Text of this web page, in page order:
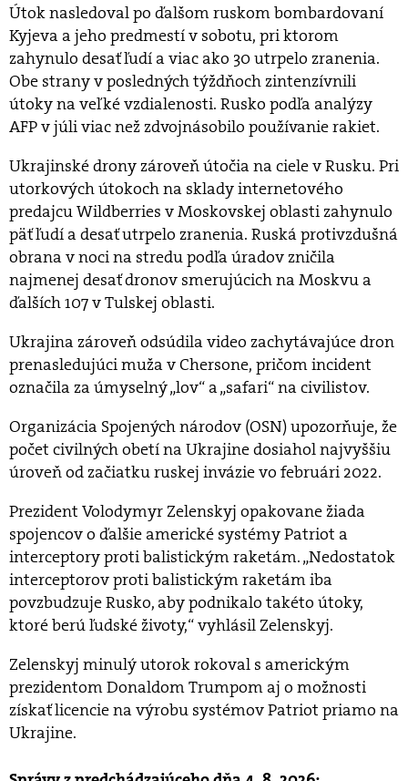
Útok nasledoval po ďalšom ruskom bombardovaní
Kyjeva a jeho predmestí v sobotu, pri ktorom
zahynulo desať ľudí a viac ako 30 utrpelo zranenia.
Obe strany v posledných týždňoch zintenzívnili
útoky na veľké vzdialenosti. Rusko podľa analýzy
AFP v júli viac než zdvojnásobilo používanie rakiet.
Ukrajinské drony zároveň útočia na ciele v Rusku. Pri
utorkových útokoch na sklady internetového
predajcu Wildberries v Moskovskej oblasti zahynulo
päť ľudí a desať utrpelo zranenia. Ruská protivzdušná
obrana v noci na stredu podľa úradov zničila
najmenej desať dronov smerujúcich na Moskvu a
ďalších 107 v Tulskej oblasti.
Ukrajina zároveň odsúdila video zachytávajúce dron
prenasledujúci muža v Chersone, pričom incident
označila za úmyselný „lov“ a „safari“ na civilistov.
Organizácia Spojených národov (OSN) upozorňuje, že
počet civilných obetí na Ukrajine dosiahol najvyššiu
úroveň od začiatku ruskej invázie vo februári 2022.
Prezident Volodymyr Zelenskyj opakovane žiada
spojencov o ďalšie americké systémy Patriot a
interceptory proti balistickým raketám. „Nedostatok
interceptorov proti balistickým raketám iba
povzbudzuje Rusko, aby podnikalo takéto útoky,
ktoré berú ľudské životy,“ vyhlásil Zelenskyj.
Zelenskyj minulý utorok rokoval s americkým
prezidentom Donaldom Trumpom aj o možnosti
získať licencie na výrobu systémov Patriot priamo na
Ukrajine.